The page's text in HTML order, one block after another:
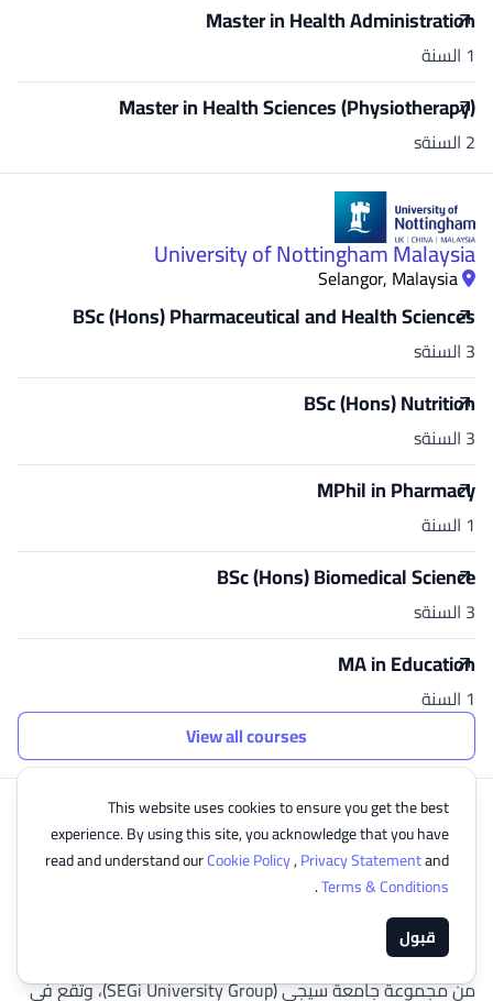
Master in Health Administration
1 السنة
Master in Health Sciences (Physiotherapy)
2 السنةs
University of Nottingham Malaysia
Selangor, Malaysia
BSc (Hons) Pharmaceutical and Health Sciences
3 السنةs
BSc (Hons) Nutrition
3 السنةs
MPhil in Pharmacy
1 السنة
BSc (Hons) Biomedical Science
3 السنةs
MA in Education
1 السنة
View all courses
Sarawak
Malaysia
من مجموعة جامعة سيجي (SEGi University Group)، وتقع في
This website uses cookies to ensure you get the best
experience. By using this site, you acknowledge that you have
read and understand ourCookie Policy,Privacy Statementand
Terms & Conditions
.
قبول